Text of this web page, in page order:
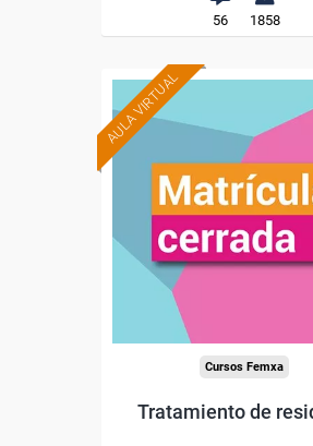
56 1858
AULA VIRTUAL
Cursos Femxa
Tratamiento de